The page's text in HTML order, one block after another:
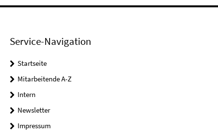
Service-Navigation
Startseite
Mitarbeitende A-Z
Intern
Newsletter
Impressum